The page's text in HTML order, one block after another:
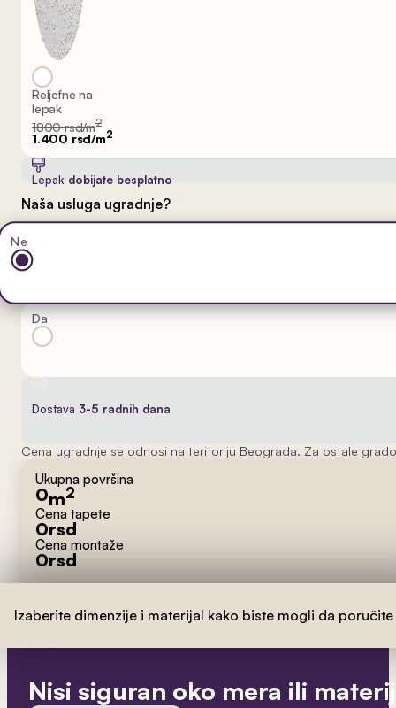
Reljefne na
lepak
1800 rsd/m2
1.400 rsd/m2
Lepak dobijate besplatno
Naša usluga ugradnje?
Ne
Da
Dostava 3-5 radnih dana
Cena ugradnje se odnosi na teritoriju Beograda. Za ostale
Ukupna površina
0m2
Cena tapete
0rsd
Cena montaže
0rsd
Izaberite dimenzije i materijal kako biste mogli da
Nisi siguran oko mera ili